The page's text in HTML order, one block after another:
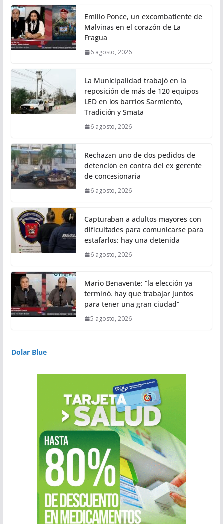
Emilio Ponce, un excombatiente de
Malvinas en el corazón de La
Fragua
6 agosto, 2026
La Municipalidad trabajó en la
reposición de más de 120 equipos
LED en los barrios Sarmiento,
Tradición y Smata
6 agosto, 2026
Rechazan uno de dos pedidos de
detención en contra del ex gerente
de concesionaria
6 agosto, 2026
Capturaban a adultos mayores con
dificultades para comunicarse para
estafarlos: hay una detenida
6 agosto, 2026
Mario Benavente: “la elección ya
terminó, hay que trabajar juntos
para tener una gran ciudad”
5 agosto, 2026
Dolar Blue